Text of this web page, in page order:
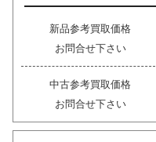
新品参考買取価格
お問合せ下さい
中古参考買取価格
お問合せ下さい